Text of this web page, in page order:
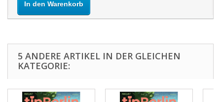
In den Warenkorb
5 ANDERE ARTIKEL IN DER GLEICHEN
KATEGORIE: